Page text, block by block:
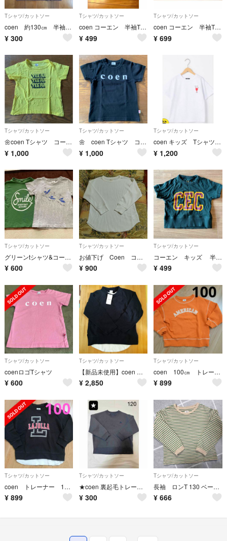
Tシャツ/カットソー
coen 約130㎝ 半袖 Tシャツ ブラウン
¥ 300
Tシャツ/カットソー
coen コーエン 半袖Tシャツ アメリカン グレー 140
¥ 499
Tシャツ/カットソー
coen コーエン 半袖Tシャツ くま ベアー ダークグレー 140
¥ 699
Tシャツ/カットソー
🌼coen Tシャツ コーエン 130 コットン100
¥ 1,000
Tシャツ/カットソー
🌼 coen Tシャツ コーエン コットン
¥ 1,000
Tシャツ/カットソー
coen キッズ Tシャツ 110サイズ
¥ 1,200
Tシャツ/カットソー
グリーンtシャツ&コーエンtシャツ
¥ 600
Tシャツ/カットソー
お値下げ Coen コーエン ワッフル生地 Ｔシャツ 120センチ
¥ 900
Tシャツ/カットソー
コーエン キッズ 半袖トップス 100
¥ 499
Tシャツ/カットソー
coenロゴTシャツ
¥ 600
Tシャツ/カットソー
【新品未使用】coen キッズ トップス 2枚セット
¥ 2,850
Tシャツ/カットソー
coen 100㎝ トレーナー オレンジ
¥ 899
Tシャツ/カットソー
coen トレーナー 100㎝ 黒
¥ 899
Tシャツ/カットソー
★coen 裏起毛トレーナー 120
¥ 300
Tシャツ/カットソー
長袖 ロンT 130 ベージュ
¥ 666